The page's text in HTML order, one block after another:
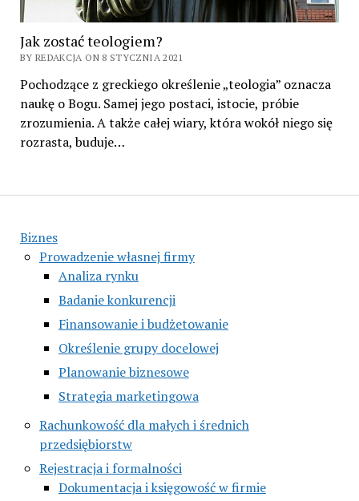
Biznes
Prowadzenie własnej firmy
Analiza rynku
Badanie konkurencji
Finansowanie i budżetowanie
Określenie grupy docelowej
Planowanie biznesowe
Strategia marketingowa
Rachunkowość dla małych i średnich
przedsiębiorstw
Rejestracja i formalności
Dokumentacja i księgowość w firmie
Jak zostać teologiem?
BY REDAKCJA ON 8 STYCZNIA 2021
Pochodzące z greckiego określenie „teologia” oznacza
naukę o Bogu. Samej jego postaci, istocie, próbie
zrozumienia. A także całej wiary, która wokół niego się
rozrasta, buduje…